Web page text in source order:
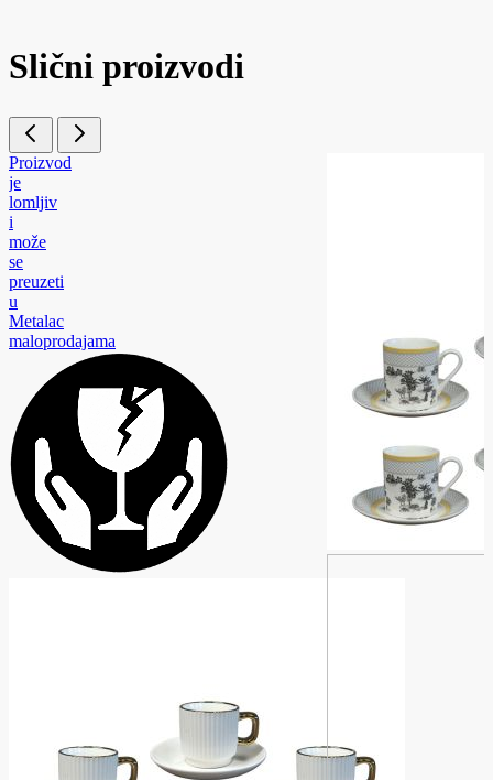
Slični proizvodi
Proizvod
je
lomljiv
i
može
se
preuzeti
u
Metalac
maloprodajama